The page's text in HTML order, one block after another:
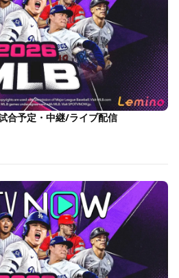
合予定・中継/ライブ配信